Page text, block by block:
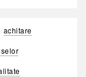
achitare